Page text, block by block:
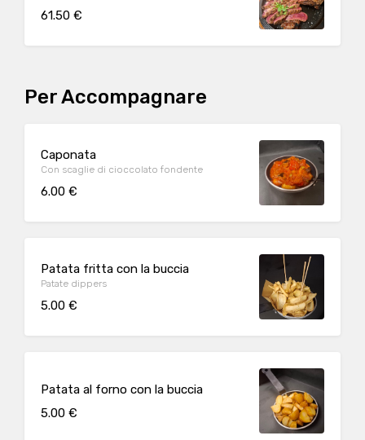
61.50 €
Per Accompagnare
Caponata
Con scaglie di cioccolato fondente
6.00 €
Patata fritta con la buccia
Patate dippers
5.00 €
Patata al forno con la buccia
5.00 €